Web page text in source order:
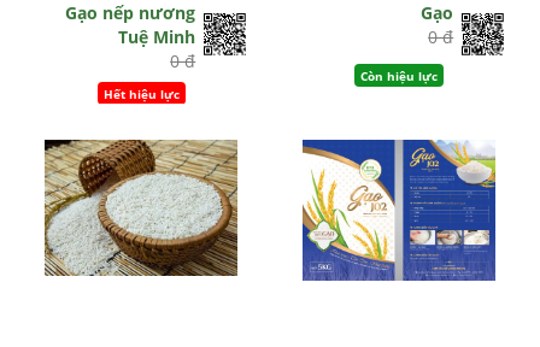
Gạo nếp nương
Tuệ Minh
0 đ
Hết hiệu lực
Gạo
0 đ
Còn hiệu lực